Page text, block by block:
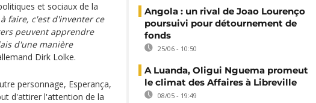
et sociaux de la
faire, c'est d'inventer ce
peuvent apprendre
d'une manière
Dirk Lolke.
personnage, Esperança,
d'attirer l'attention de la
Angola : un rival de Joao Lourenço
poursuivi pour détournement de
fonds
25/06 - 10:50
A Luanda, Oligui Nguema promeut
le climat des Affaires à Libreville
08/05 - 19:49